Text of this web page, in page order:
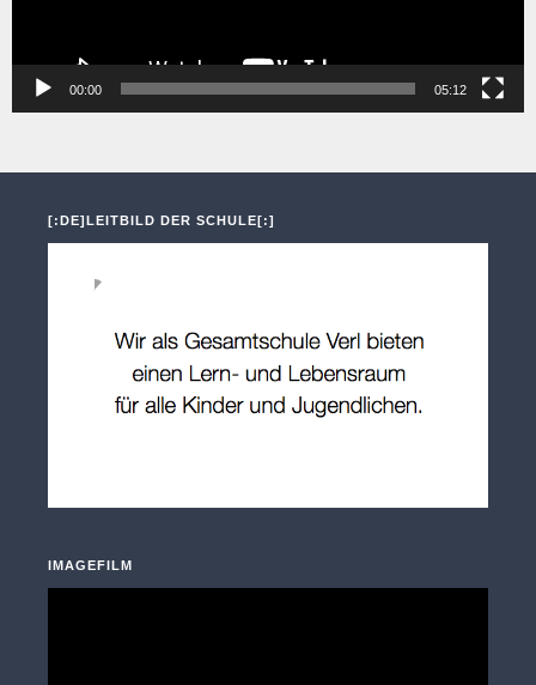
00:00 05:12
[:DE]LEITBILD DER SCHULE[:]
IMAGEFILM